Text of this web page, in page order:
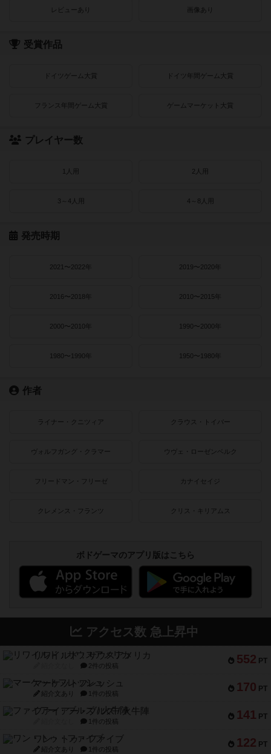
レビューあり 画像あり
受賞作品
ドイツゲーム大賞 ドイツ年間ゲーム大賞
フランス年間ゲーム大賞 ゲームマーケット大賞
プレイヤー数
1人用 2人用
3～4人用 4～8人用
発売時期
2021〜2022年 2019〜2020年
2016〜2018年 2010〜2015年
2000〜2010年 1990〜2000年
1980〜1990年 1950〜1980年
作者
ライナー・クニツィア クラウス・トイバー
ヴォルフガング・クラマー ウヴェ・ローゼンベルク
フリードマン・フリーゼ カナイセイジ
クレメンス・フランツ クリス・キリアムス
ボドゲーマのアプリ版はこちら
アクセス数 急上昇中
552 PT
リワイルド：サウスアメリカ
2件の投稿
170 PT
マーケットフレッシュ
紹介文あり 1件の投稿
141 PT
ファイアー・ブルズ / 火牛陣
1件の投稿
122 PT
ワン・トゥ・ファイブ
紹介文あり 1件の投稿